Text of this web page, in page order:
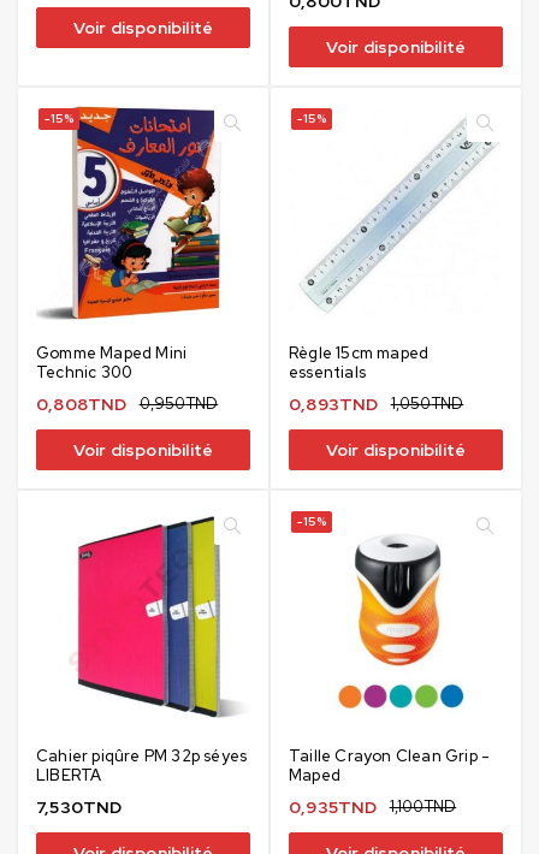
Voir disponibilité
Voir disponibilité
-15%
Gomme Maped Mini
Technic 300
0,950TND
0,808TND
Voir disponibilité
-15%
Règle 15cm maped
essentials
1,050TND
0,893TND
Voir disponibilité
Cahier piqûre PM 32p séyes
LIBERTA
7,530TND
-15%
Taille Crayon Clean Grip -
Maped
1,100TND
0,935TND